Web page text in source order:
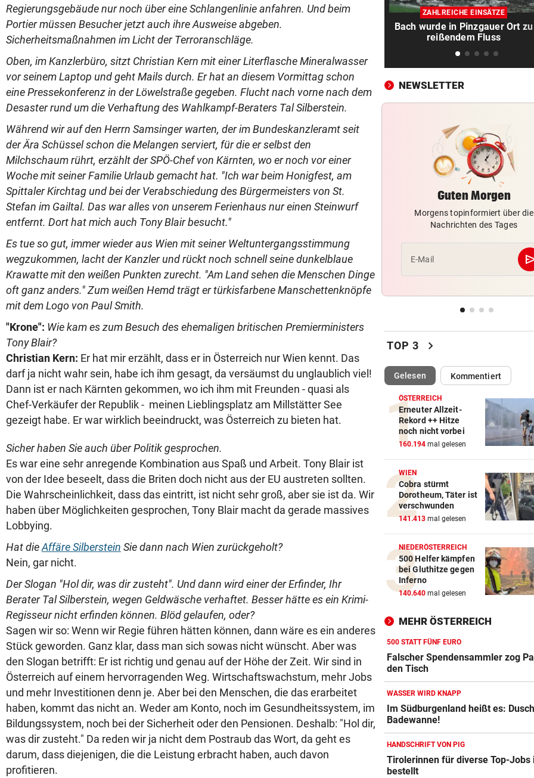
Regierungsgebäude nur noch über eine Schlangenlinie anfahren. Und beim
Portier müssen Besucher jetzt auch ihre Ausweise abgeben.
Sicherheitsmaßnahmen im Licht der Terroranschläge.
Oben, im Kanzlerbüro, sitzt Christian Kern mit einer Literflasche Mineralwasser
vor seinem Laptop und geht Mails durch. Er hat an diesem Vormittag schon
eine Pressekonferenz in der Löwelstraße gegeben. Flucht nach vorne nach dem
Desaster rund um die Verhaftung des Wahlkampf-Beraters Tal Silberstein.
Während wir auf den Herrn Samsinger warten, der im Bundeskanzleramt seit
der Ära Schüssel schon die Melangen serviert, für die er selbst den
Milchschaum rührt, erzählt der SPÖ-Chef von Kärnten, wo er noch vor einer
Woche mit seiner Familie Urlaub gemacht hat. "Ich war beim Honigfest, am
Spittaler Kirchtag und bei der Verabschiedung des Bürgermeisters von St.
Stefan im Gailtal. Das war alles von unserem Ferienhaus nur einen Steinwurf
entfernt. Dort hat mich auch Tony Blair besucht."
Es tue so gut, immer wieder aus Wien mit seiner Weltuntergangsstimmung
wegzukommen, lacht der Kanzler und rückt noch schnell seine dunkelblaue
Krawatte mit den weißen Punkten zurecht. "Am Land sehen die Menschen Dinge
oft ganz anders." Zum weißen Hemd trägt er türkisfarbene Manschettenknöpfe
mit dem Logo von Paul Smith.
"Krone": Wie kam es zum Besuch des ehemaligen britischen Premierministers
Tony Blair?
Christian Kern: Er hat mir erzählt, dass er in Österreich nur Wien kennt. Das
darf ja nicht wahr sein, habe ich ihm gesagt, da versäumst du unglaublich viel!
Dann ist er nach Kärnten gekommen, wo ich ihm mit Freunden - quasi als
Chef-Verkäufer der Republik - meinen Lieblingsplatz am Millstätter See
gezeigt habe. Er war wirklich beeindruckt, was Österreich zu bieten hat.
Sicher haben Sie auch über Politik gesprochen.
Es war eine sehr anregende Kombination aus Spaß und Arbeit. Tony Blair ist
von der Idee beseelt, dass die Briten doch nicht aus der EU austreten sollten.
Die Wahrscheinlichkeit, dass das eintritt, ist nicht sehr groß, aber sie ist da. Wir
haben über Möglichkeiten gesprochen, Tony Blair macht da gerade massives
Lobbying.
Hat dieAffäre Silberstein Sie dann nach Wien zurückgeholt?
Nein, gar nicht.
Der Slogan "Hol dir, was dir zusteht". Und dann wird einer der Erfinder, Ihr
Berater Tal Silberstein, wegen Geldwäsche verhaftet. Besser hätte es ein Krimi-
Regisseur nicht erfinden können. Blöd gelaufen, oder?
Sagen wir so: Wenn wir Regie führen hätten können, dann wäre es ein anderes
Stück geworden. Ganz klar, dass man sich sowas nicht wünscht. Aber was
den Slogan betrifft: Er ist richtig und genau auf der Höhe der Zeit. Wir sind in
Österreich auf einem hervorragenden Weg. Wirtschaftswachstum, mehr Jobs
und mehr Investitionen denn je. Aber bei den Menschen, die das erarbeitet
haben, kommt das nicht an. Weder am Konto, noch im Gesundheitssystem, im
Bildungssystem, noch bei der Sicherheit oder den Pensionen. Deshalb: "Hol dir,
was dir zusteht." Da reden wir ja nicht dem Postraub das Wort, da geht es
darum, dass diejenigen, die die Leistung erbracht haben, auch davon
profitieren.
Rückschlag kam für
Colin“ im Zeitfahren
Verdächtige Zahlungen an
Infantino-Mitarbeiterin
HANDSCHRIFT VON PIG vor
im ORF bestellt
GUTSCHEINE ZU GEWINNEN vor
Schicken Sie uns Ihr
Katzenfoto!
NOCH IMMER OHNE PASS vor
GZSZ-Star Olivia über ihr
Österreich
vor
Bahn frei
Wie Bezirksvorsteher
der MA 7 scheitert
4933,33 € VON BLINDEM
Grillhaus-Abzocke: Neuer
und weiter geht‘s
UMBAU IM STADION vor
Druck kennt die SV Ried
einzig vom Klo
TROTZDEM STARK BEI EM vor
Beim Spazieren am Kopf
„War echt blöd“
MARIO KUNASEK FORDERT:
Präventivhaft für Gefährder,
soll abschieben
HEIL KEHRT HEIM vor
Pfeifkonzert? „Habe für den
alles gegeben!“
LISL PERKAUS vor
Wienerin stieß vor 100 Jahren
Rekord für Ewigkeit
NACH FRANKFURT-WECHSEL vor
Klepeisz: „Herausforderung,
ich haben wollte“
ZAHLREICHE EINSÄTZE
Bach wurde in Pinzgauer Ort zu
reißendem Fluss
NEWSLETTER
Guten Morgen
Morgens topinformiert über die
Nachrichten des Tages
E-Mail
TOP 3 chevron_right
Gelesen(ausgewählt)Kommentiert
ÖSTERREICH
Erneuter Allzeit-
Rekord ++ Hitze
noch nicht vorbei
160.194 mal gelesen
WIEN
Cobra stürmt
Dorotheum, Täter ist
verschwunden
141.413 mal gelesen
NIEDERÖSTERREICH
500 Helfer kämpfen
bei Gluthitze gegen
Inferno
140.640 mal gelesen
MEHR ÖSTERREICH
500 STATT FÜNF EURO
Falscher Spendensammler zog
den Tisch
WASSER WIRD KNAPP
Im Südburgenland heißt es:
Badewanne!
HANDSCHRIFT VON PIG
Tirolerinnen für diverse Top-Jobs
bestellt